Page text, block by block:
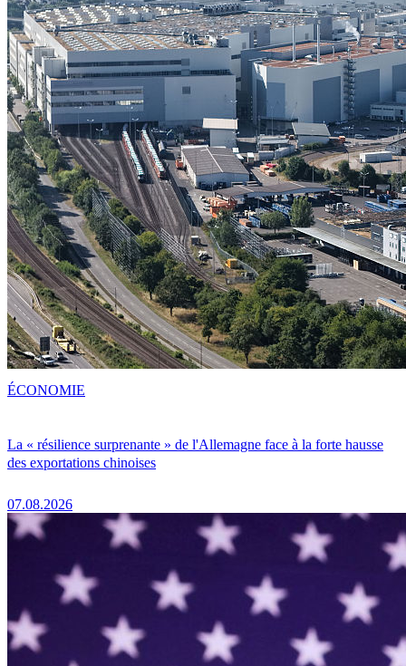
La « résilience surprenante » de l'Allemagne face à la forte hausse
des exportations chinoises
07.08.2026
ÉCONOMIE